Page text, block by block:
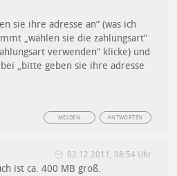
sie ihre adresse an“ (was ich
„wählen sie die zahlungsart“
verwenden“ klicke) und
„bitte geben sie ihre adresse
ANTWORTEN
MELDEN
02.12.2011, 08:54 Uhr
ist ca. 400 MB groß.